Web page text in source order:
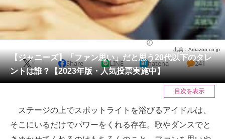
教育・育児
リサーチ
会員記事
メディア
ITの今と未来を見通す
【ジャニーズ】「ファン思い」だと思う20代以下のタレ
ントは誰？【2023年版・人気投票実施中】
出典：Amazon.co.jp
X Share LINE hatena 241
目次を表示
ステージの上でスポットライトを浴びるアイドルは、
そこにいるだけでパワーをくれる存在。歌やダンスでと